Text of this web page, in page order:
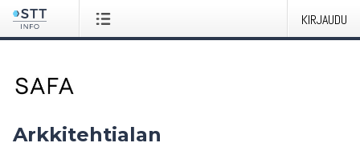
KIRJAUDU
Arkkitehtialan